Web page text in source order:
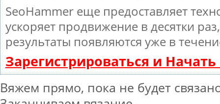
SeoHammer еще предоставляет
ускоряет продвижение в десятки
результаты появляются уже в
Зарегистрироваться и
Вяжем прямо, пока не будет